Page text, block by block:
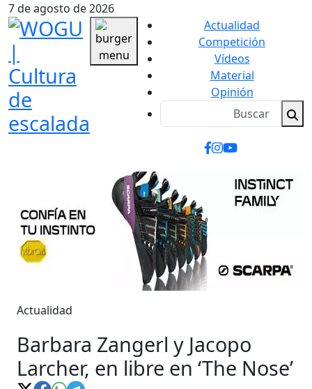
7 de agosto de 2026
Actualidad
Competición
Vídeos
Material
Opinión
Actualidad
Barbara Zangerl y Jacopo
Larcher, en libre en ‘The Nose’